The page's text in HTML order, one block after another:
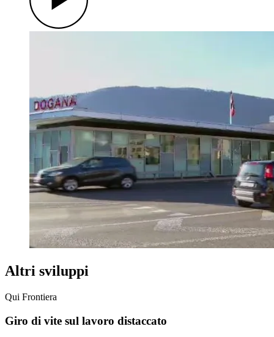
Altri sviluppi
Qui Frontiera
Giro di vite sul lavoro distaccato